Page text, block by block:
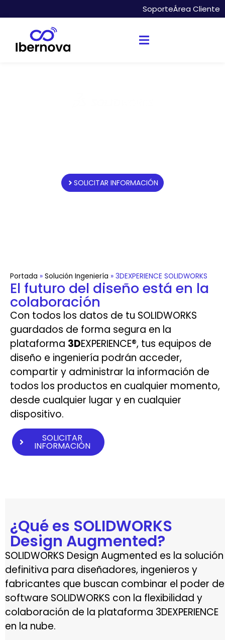
SoporteÁrea Cliente
SOLICITAR INFORMACIÓN
Portada » Solución Ingeniería » 3DEXPERIENCE SOLIDWORKS
El futuro del diseño está en la
colaboración
Con todos los datos de tu SOLIDWORKS
guardados de forma segura en la
plataforma 3DEXPERIENCE®, tus equipos de
diseño e ingeniería podrán acceder,
compartir y administrar la información de
todos los productos en cualquier momento,
desde cualquier lugar y en cualquier
dispositivo.
SOLICITAR
INFORMACIÓN
¿Qué es SOLIDWORKS
Design Augmented?
SOLIDWORKS Design Augmented es la solución
definitiva para diseñadores, ingenieros y
fabricantes que buscan combinar el poder
software SOLIDWORKS con la flexibilidad y
colaboración de la plataforma 3DEXPERIENCE
en la nube.